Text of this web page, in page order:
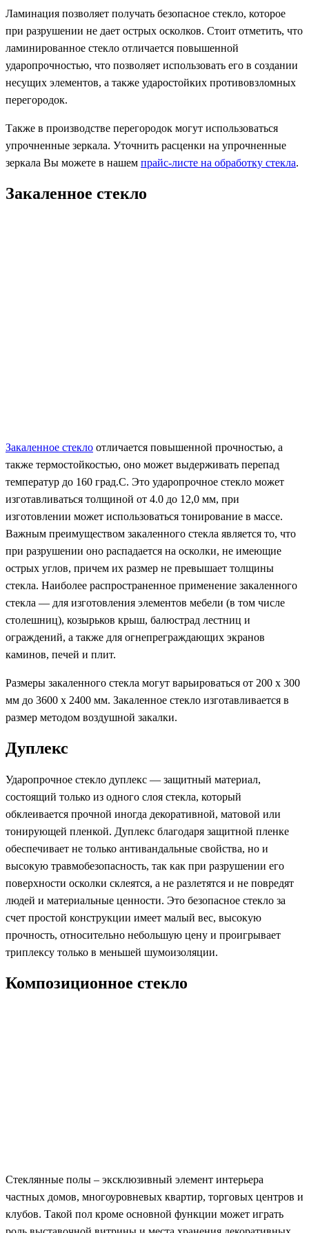
Ламинация позволяет получать безопасное стекло, которое
при разрушении не дает острых осколков. Стоит отметить, что
ламинированное стекло отличается повышенной
ударопрочностью, что позволяет использовать его в создании
несущих элементов, а также ударостойких противовзломных
перегородок.
Также в производстве перегородок могут использоваться
упрочненные зеркала. Уточнить расценки на упрочненные
зеркала Вы можете в нашем прайс-листе на обработку стекла.
Закаленное стекло
Закаленное стекло отличается повышенной прочностью, а
также термостойкостью, оно может выдерживать перепад
температур до 160 град.С. Это ударопрочное стекло может
изготавливаться толщиной от 4.0 до 12,0 мм, при
изготовлении может использоваться тонирование в массе.
Важным преимуществом закаленного стекла является то, что
при разрушении оно распадается на осколки, не имеющие
острых углов, причем их размер не превышает толщины
стекла. Наиболее распространенное применение закаленного
стекла — для изготовления элементов мебели (в том числе
столешниц), козырьков крыш, балюстрад лестниц и
ограждений, а также для огнепреграждающих экранов
каминов, печей и плит.
Размеры закаленного стекла могут варьироваться от 200 х 300
мм до 3600 х 2400 мм. Закаленное стекло изготавливается в
размер методом воздушной закалки.
Дуплекс
Ударопрочное стекло дуплекс — защитный материал,
состоящий только из одного слоя стекла, который
обклеивается прочной иногда декоративной, матовой или
тонирующей пленкой. Дуплекс благодаря защитной пленке
обеспечивает не только антивандальные свойства, но и
высокую травмобезопасность, так как при разрушении его
поверхности осколки склеятся, а не разлетятся и не повредят
людей и материальные ценности. Это безопасное стекло за
счет простой конструкции имеет малый вес, высокую
прочность, относительно небольшую цену и проигрывает
триплексу только в меньшей шумоизоляции.
Композиционное стекло
Стеклянные полы – эксклюзивный элемент интерьера
частных домов, многоуровневых квартир, торговых центров и
клубов. Такой пол кроме основной функции может играть